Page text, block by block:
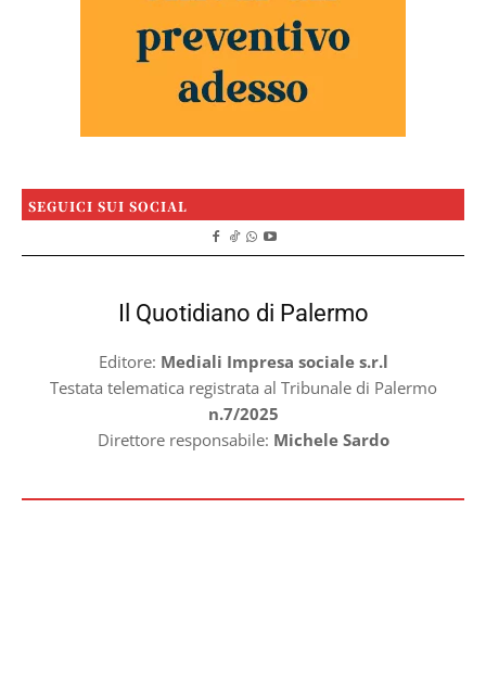
SEGUICI SUI SOCIAL
Il Quotidiano di Palermo
Editore: Mediali Impresa sociale s.r.l
Testata telematica registrata al Tribunale di Palermo
n.7/2025
Direttore responsabile: Michele Sardo